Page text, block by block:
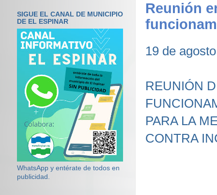
Reunión
19 de
REUNIÓN
PARA LA
CONTRA
SIGUE EL CANAL DE MUNICIPIO
DE EL ESPINAR
WhatsApp y entérate de todos en
publicidad.